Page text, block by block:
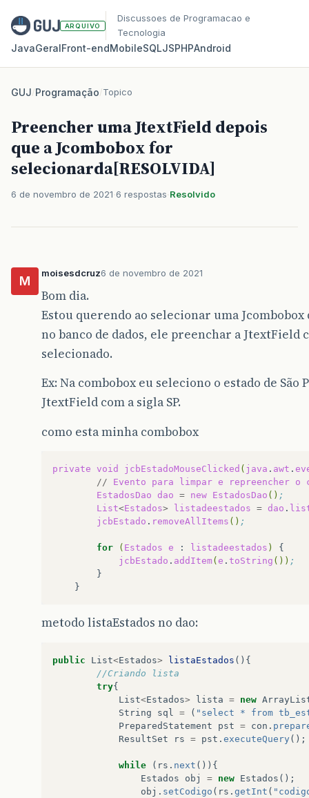
ARQUIVO
Discussoes de Programacao e
Tecnologia
JavaGeralFront‑endMobileSQLJSPHPAndroid
GUJ/Programação/Topico
Preencher uma JtextField depois
que a Jcombobox for
selecionarda[RESOLVIDA]
6 de novembro de 2021 6 respostas Resolvido
M
moisesdcruz6 de novembro de 2021
Bom dia.
Estou querendo ao selecionar uma
no banco de dados, ele preenchar a JtextField
selecionado.
Ex: Na combobox eu seleciono o estado de
JtextField com a sigla SP.
como esta minha combobox
private void jcbEstadoMouseClicked ( java . awt .
//
Evento para limpar e repreencher o
EstadosDao dao = new EstadosDao () ;
List<Estados> listadeestados = dao .
jcbEstado . removeAllItems () ;
for ( Estados e : listadeestados )
jcbEstado . addItem( e . toString ()) ;
metodo listaEstados no dao:
public List<Estados> listaEstados (){
//Criando lista
try{
List<Estados> lista = new
String
sql = ( "select * from
PreparedStatement
pst = con .
ResultSet
rs = pst . executeQuery ();
while ( rs . next ()){
Estados
obj = new Estados ();
obj . setCodigo ( rs . getInt (